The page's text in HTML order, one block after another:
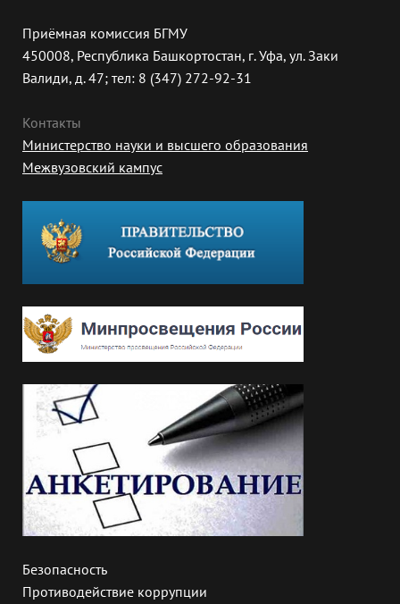
Приёмная комиссия БГМУ
450008, Республика Башкортостан, г. Уфа, ул. Заки
Валиди, д. 47; тел: 8 (347) 272-92-31
Контакты
Министерство науки и высшего образования
Межвузовский кампус
Безопасность
Противодействие коррупции